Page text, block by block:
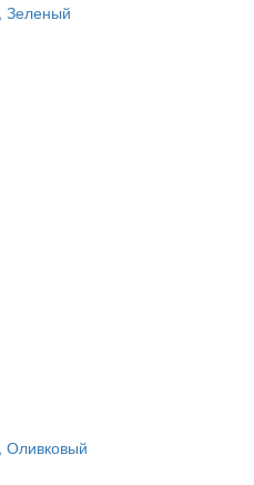
Зеленый
Оливковый